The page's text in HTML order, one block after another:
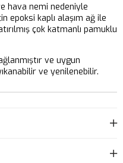
hava nemi nedeniyle
epoksi kaplı alaşım ağ ile
çok katmanlı pamuklu
ve uygun
ve yenilenebilir.